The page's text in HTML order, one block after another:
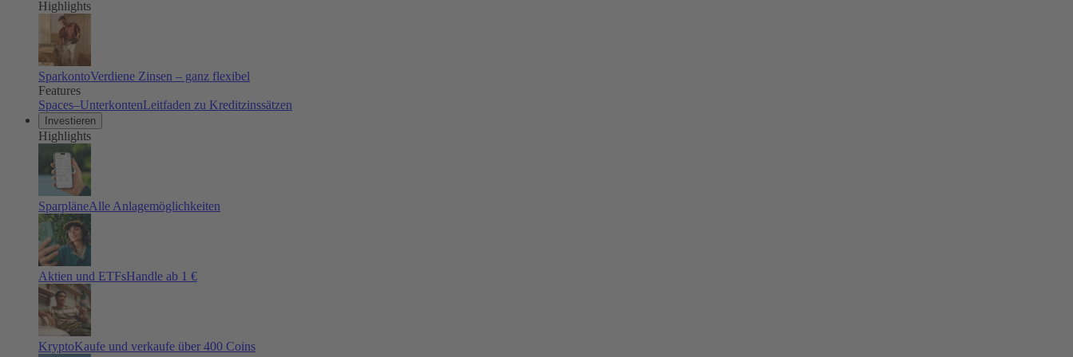
Highlights
SparkontoVerdiene Zinsen – ganz flexibel
Features
Spaces–UnterkontenLeitfaden zu Kreditzinssätzen
Investieren
Highlights
SparpläneAlle Anlagemöglichkeiten
Aktien und ETFsHandle ab 1 €
KryptoKaufe und verkaufe über 400 Coins